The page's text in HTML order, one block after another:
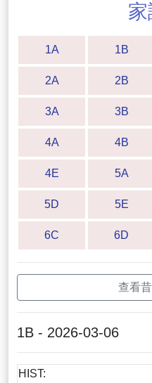
1A 1B
2A 2B
3A 3B
4A 4B
4E 5A
5D 5E
6C 6D
查看
1B - 2026-03-06
HIST: